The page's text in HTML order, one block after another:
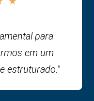
para
em um
estruturado."